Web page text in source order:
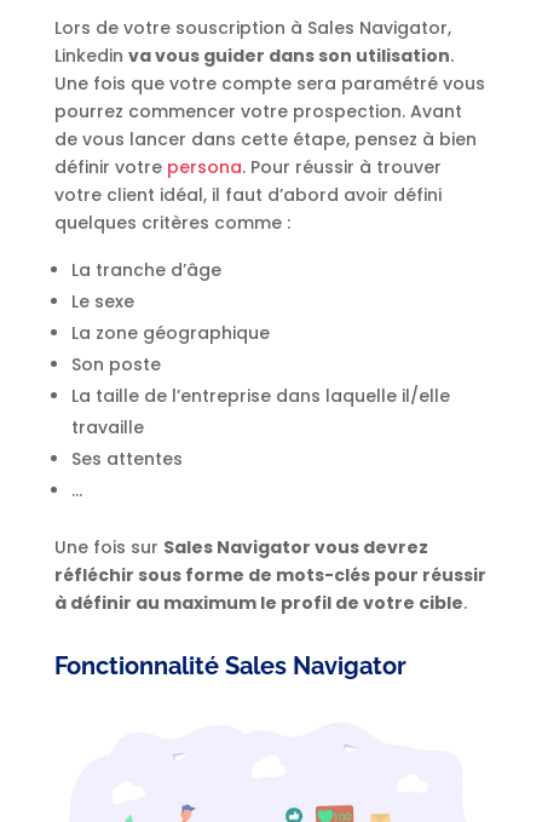
Lors de votre souscription à Sales Navigator,
Linkedin va vous guider dans son utilisation.
Une fois que votre compte sera paramétré vous
pourrez commencer votre prospection. Avant
de vous lancer dans cette étape, pensez à bien
définir votre persona. Pour réussir à trouver
votre client idéal, il faut d’abord avoir défini
quelques critères comme :
La tranche d’âge
Le sexe
La zone géographique
Son poste
La taille de l’entreprise dans laquelle il/elle
travaille
Ses attentes
…
Une fois sur Sales Navigator vous devrez
réfléchir sous forme de mots-clés pour réussir
à définir au maximum le profil de votre cible.
Fonctionnalité Sales Navigator